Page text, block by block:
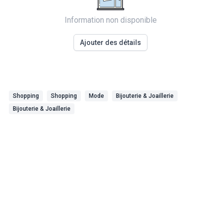
Information non disponible
Ajouter des détails
Shopping Shopping Mode
Bijouterie & Joaillerie
Bijouterie & Joaillerie